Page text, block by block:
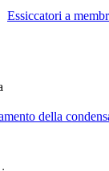
Essiccatori a
della